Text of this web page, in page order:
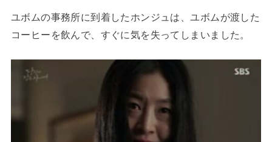
ユボムの事務所に到着したホンジュは、ユボムが渡した
コーヒーを飲んで、すぐに気を失ってしまいました。